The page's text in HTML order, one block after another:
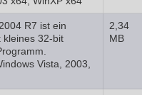
R7 ist ein
kleines 32-bit
Vista, 2003,
2,34
MB